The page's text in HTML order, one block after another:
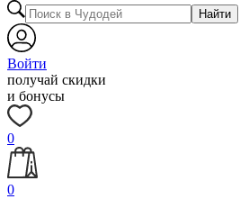
Найти
Войти
получай скидки
и бонусы
0
0